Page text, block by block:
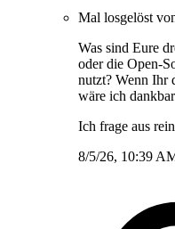
Mal losgelöst
Was sind Eure
oder die Open-
nutzt? Wenn Ihr
wäre ich
Ich frage aus
8/5/26, 10:39